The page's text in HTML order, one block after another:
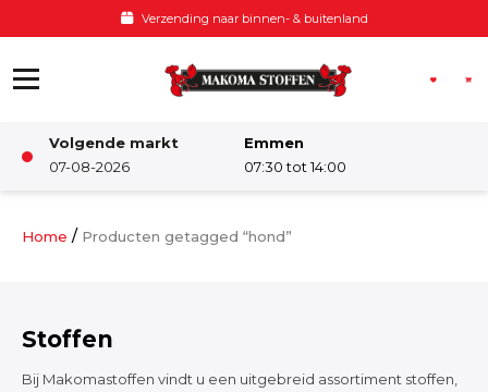
Voor 12:00 besteld, zelfde dag verzonden
Volgende markt
07-08-2026
Emmen
07:30 tot 14:00
Damesstoffen
Home / Producten getagged “hond”
Stoffen
Bij Makomastoffen vindt u een uitgebreid assortiment stoffen,